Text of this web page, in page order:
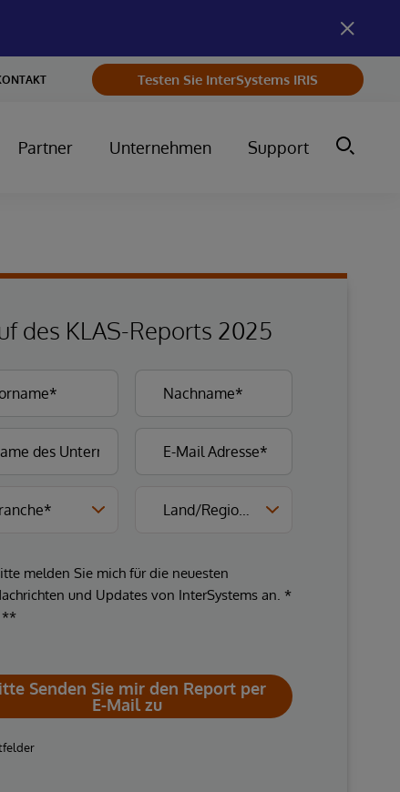
Testen Sie InterSystems IRIS
Partner Unternehmen Support
des KLAS-Reports 2025
melden Sie mich für die neuesten
und Updates von InterSystems an. *
Senden Sie mir den Report per
E-Mail zu